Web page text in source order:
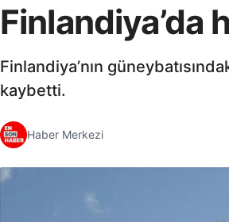
Finlandiya’da
Finlandiya’nın
kaybetti.
Haber Merkezi